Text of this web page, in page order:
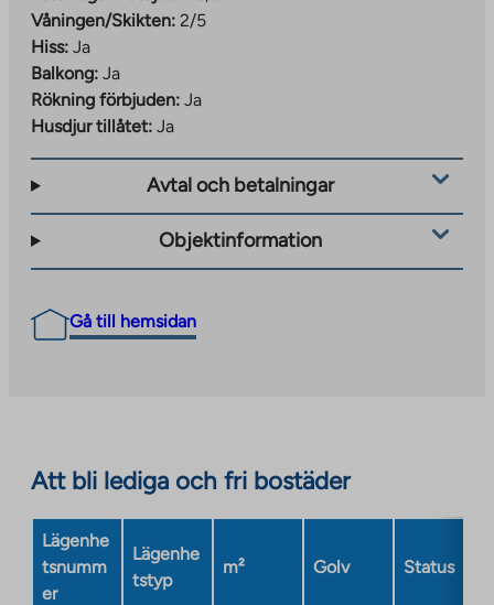
Våningen/Skikten: 2/5
Hiss: Ja
Balkong: Ja
Rökning förbjuden: Ja
Husdjur tillåtet: Ja
Avtal och betalningar
Objektinformation
Gå till hemsidan
Att bli lediga och fri bostäder
Lägenhe
tsnumm
er
Lägenhe
tstyp
m² Golv Status